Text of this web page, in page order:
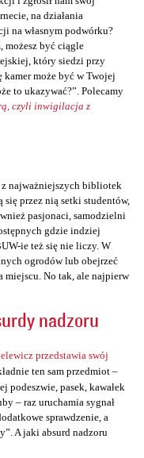
na działania
na własnym podwórku?
możesz być ciągle
który siedzi przy
kamer może być w Twojej
to ukazywać?”. Polecamy
czyli inwigilacja z
z najważniejszych bibliotek
przez nią setki studentów,
pasjonaci, samodzielni
gdzie indziej
ie też się nie liczy. W
ogrodów lub obejrzeć
miejscu. No tak, ale najpierw
nadzoru
przedstawia swój
ten sam przedmiot –
podeszwie, pasek, kawałek
– raz uruchamia sygnał
sprawdzenie, a
A jaki absurd nadzoru